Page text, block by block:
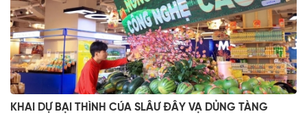
KHAI DỰ BẠI THÌNH CÚA SLÂƯ ĐÂY VẠ DỦNG TÀNG